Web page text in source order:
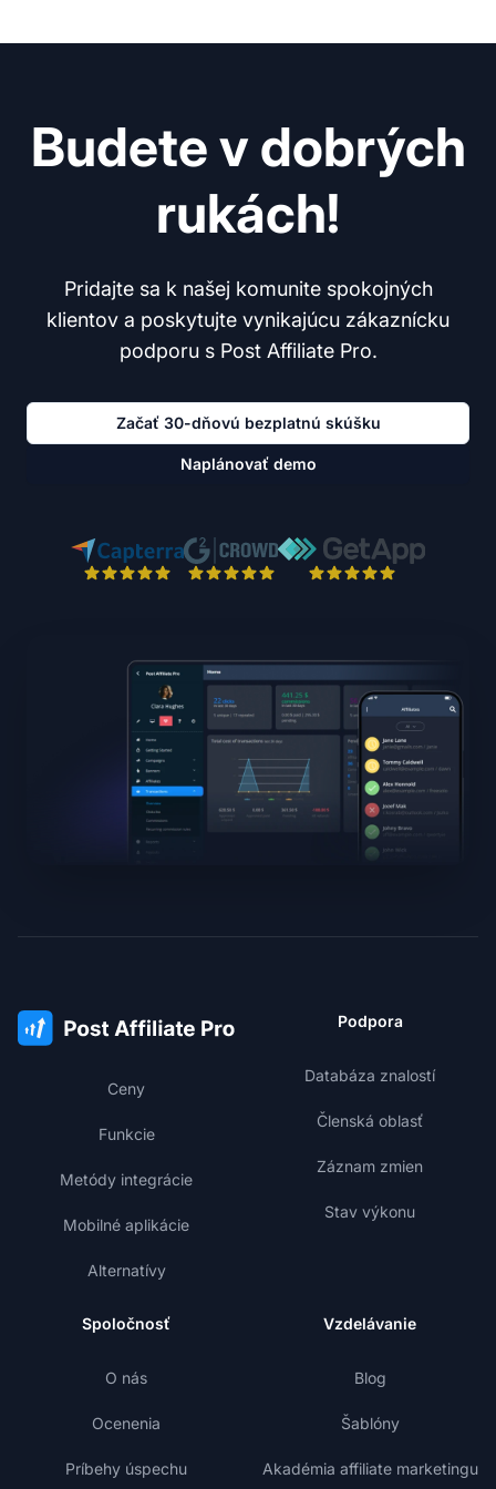
Budete v dobrých
rukách!
Pridajte sa k našej komunite spokojných
klientov a poskytujte vynikajúcu zákaznícku
podporu s Post Affiliate Pro.
Začať 30-dňovú bezplatnú skúšku
Naplánovať demo
Ceny
Funkcie
Metódy integrácie
Mobilné aplikácie
Alternatívy
Podpora
Databáza znalostí
Členská oblasť
Záznam zmien
Stav výkonu
Spoločnosť
O nás
Ocenenia
Príbehy úspechu
Vzdelávanie
Blog
Šablóny
Akadémia affiliate marketingu